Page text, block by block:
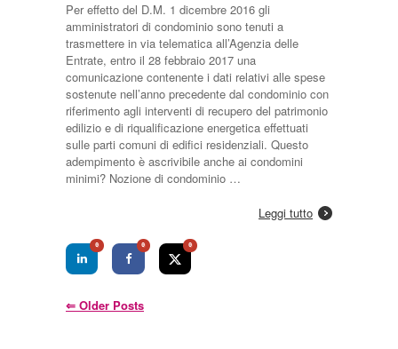
Per effetto del D.M. 1 dicembre 2016 gli
amministratori di condominio sono tenuti a
trasmettere in via telematica all’Agenzia delle
Entrate, entro il 28 febbraio 2017 una
comunicazione contenente i dati relativi alle spese
sostenute nell’anno precedente dal condominio con
riferimento agli interventi di recupero del patrimonio
edilizio e di riqualificazione energetica effettuati
sulle parti comuni di edifici residenziali. Questo
adempimento è ascrivibile anche ai condomini
minimi? Nozione di condominio …
Leggi tutto
0 0 0
⇐ Older Posts